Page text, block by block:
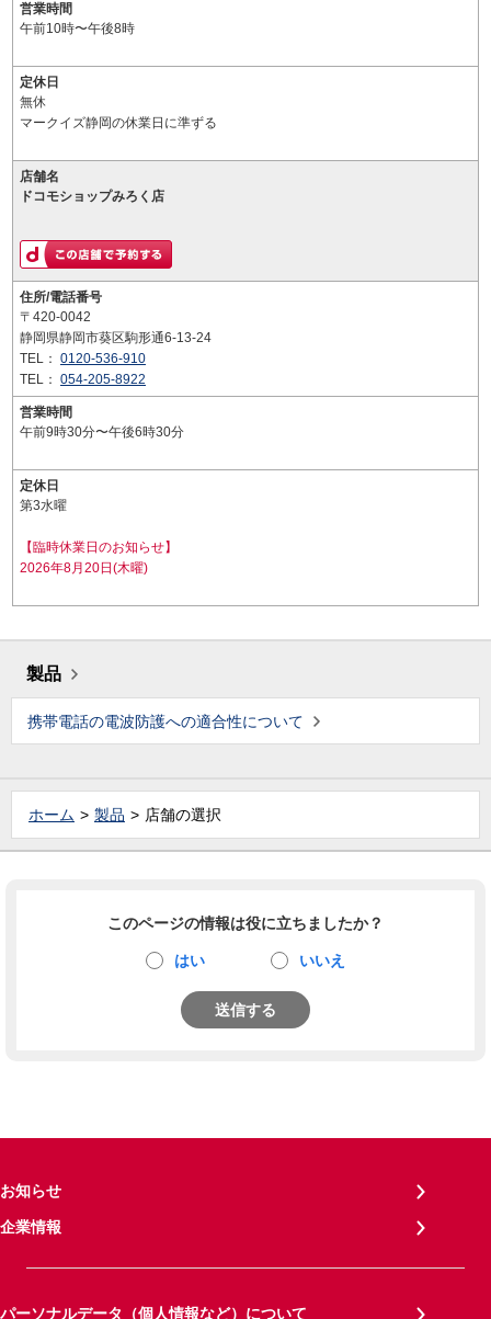
営業時間
午前10時〜午後8時
定休日
無休
マークイズ静岡の休業日に準ずる
店舗名
ドコモショップみろく店
住所/電話番号
〒420-0042
静岡県静岡市葵区駒形通6-13-24
TEL： 0120-536-910
TEL： 054-205-8922
営業時間
午前9時30分〜午後6時30分
定休日
第3水曜
【臨時休業日のお知らせ】
2026年8月20日(木曜)
製品
携帯電話の電波防護への適合性について
ホーム 製品 店舗の選択
このページの情報は役に立ちましたか？
はい いいえ
送信する
お知らせ
企業情報
パーソナルデータ（個人情報など）について